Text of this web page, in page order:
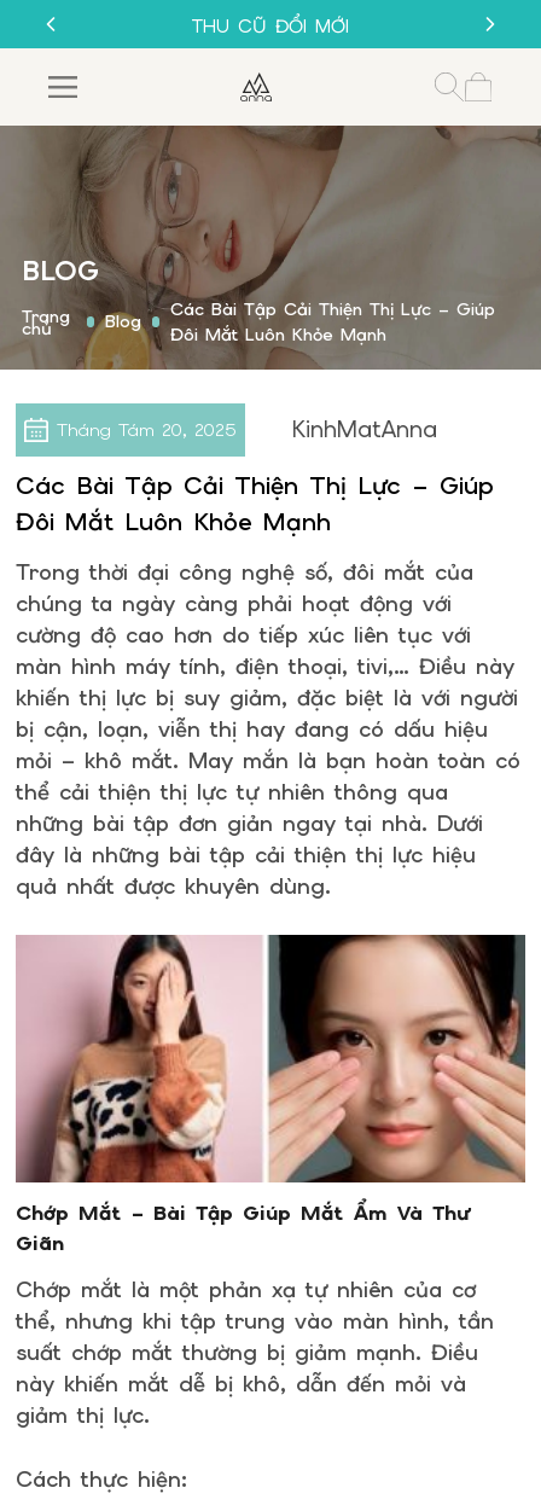
THU CŨ ĐỔI MỚI
GỌNG KÍNH 1K
MUA 1 TẶNG 1
SALE 50%
THU CŨ ĐỔI MỚI
GỌNG KÍNH 1K
BLOG
Trang
chủ Blog
Các Bài Tập Cải Thiện Thị Lực – Giúp
Đôi Mắt Luôn Khỏe Mạnh
Tháng Tám 20, 2025 KinhMatAnna
Các Bài Tập Cải Thiện Thị Lực – Giúp
Đôi Mắt Luôn Khỏe Mạnh
Trong thời đại công nghệ số, đôi mắt của
chúng ta ngày càng phải hoạt động với
cường độ cao hơn do tiếp xúc liên tục với
màn hình máy tính, điện thoại, tivi,… Điều này
khiến thị lực bị suy giảm, đặc biệt là với người
bị cận, loạn, viễn thị hay đang có dấu hiệu
mỏi – khô mắt. May mắn là bạn hoàn toàn có
thể cải thiện thị lực tự nhiên thông qua
những bài tập đơn giản ngay tại nhà. Dưới
đây là những bài tập cải thiện thị lực hiệu
quả nhất được khuyên dùng.
Chớp Mắt – Bài Tập Giúp Mắt Ẩm Và Thư
Giãn
Chớp mắt là một phản xạ tự nhiên của cơ
thể, nhưng khi tập trung vào màn hình, tần
suất chớp mắt thường bị giảm mạnh. Điều
này khiến mắt dễ bị khô, dẫn đến mỏi và
giảm thị lực.
Cách thực hiện: